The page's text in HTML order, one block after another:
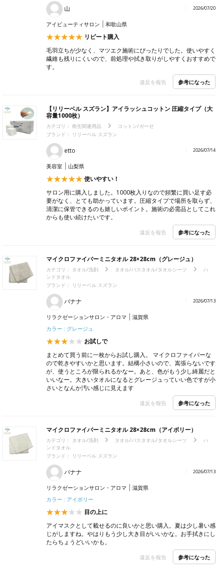
山 2026/07/20
アイビューティサロン 和歌山県
リピート購入
毛羽立ちが少なく、マツエク施術にぴったりでした。使いやすく
繊維も残りにくいので、前処理や拭き取りがしやすくおすすめで
す。
違反を報告 参考になった
【リリーベル スズラン】アイラッシュコットン 圧縮タイプ（大
容量1000枚）
カテゴリ： 衛生関連用品
コットン/ガーゼ
ブランド： リリーベル スズラン
etto 2026/07/14
美容室 山梨県
使いやすい！
サロン用に購入しました。1000枚入りなので頻繁に買い足す必
要がなく、とても助かっています。圧縮タイプで場所を取らず、
清潔に保管できるのも嬉しいポイント。施術の必需品としてこれ
からも使い続けたいです。
違反を報告 参考になった
マイクロファイバーミニタオル 28×28cm（グレージュ）
カテゴリ： タオル/洗剤 タオル/バスタオル/タオルシーツ
ハ
ンドタオル
ブランド： リリーベル スズラン
バナナ 2026/07/13
リラクゼーションサロン・アロマ
滋賀県
カラー : グレージュ
お試しで
まとめて買う前に一枚からお試し購入。 マイクロファイバーな
ので乾きやすいかと思います。結構小さいので、嵩張らないです
が、使うところが限られるかなー。あと、色がもう少し綺麗だと
いいなー。大きいタオルになるとグレージュっていい色ですが小
さいとなんか汚い感じに見えます
違反を報告 参考になった
マイクロファイバーミニタオル 28×28cm（アイボリー）
カテゴリ： タオル/洗剤 タオル/バスタオル/タオルシーツ
ハ
ンドタオル
ブランド： リリーベル スズラン
バナナ 2026/07/13
リラクゼーションサロン・アロマ
滋賀県
カラー : アイボリー
目の上に
アイマスクとして載せるのに良いかと思い購入。夏は少し暑い感
じがしますね。やはりもう少し大き目がいいかな。お手拭きにし
たらちょうどいいかも。
違反を報告 参考になった